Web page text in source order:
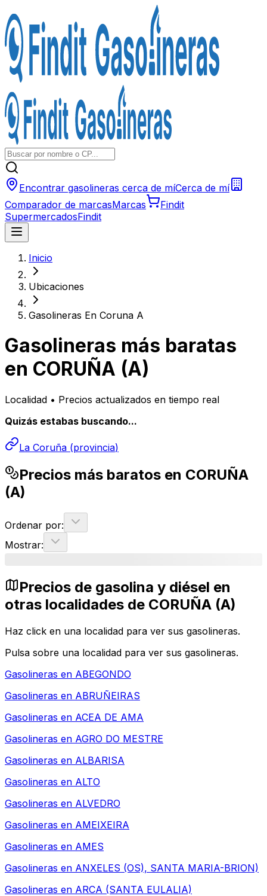
Encontrar gasolineras cerca de míCerca de mí
Comparador de marcasMarcas
Findit
SupermercadosFindit
Inicio
Ubicaciones
Gasolineras En Coruna A
Gasolineras más baratas
en CORUÑA (A)
Localidad • Precios actualizados en tiempo real
Quizás estabas buscando...
La Coruña (provincia)
Precios más baratos en CORUÑA
(A)
Ordenar por:
Mostrar:
Precios de gasolina y diésel en
otras localidades de CORUÑA (A)
Haz click en una localidad para ver sus gasolineras.
Pulsa sobre una localidad para ver sus gasolineras.
Gasolineras en ABEGONDO
Gasolineras en ABRUÑEIRAS
Gasolineras en ACEA DE AMA
Gasolineras en AGRO DO MESTRE
Gasolineras en ALBARISA
Gasolineras en ALTO
Gasolineras en ALVEDRO
Gasolineras en AMEIXEIRA
Gasolineras en AMES
Gasolineras en ANXELES (OS), SANTA MARIA-BRION)
Gasolineras en ARCA (SANTA EULALIA)